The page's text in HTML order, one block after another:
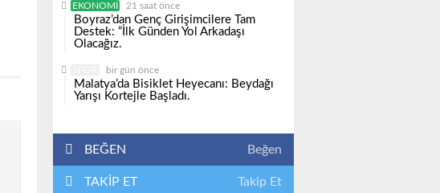
EKONOMI 21 saat önce
Boyraz’dan Genç Girişimcilere Tam
Destek: “İlk Günden Yol Arkadaşı
Olacağız.
bir gün önce
Malatya’da Bisiklet Heyecanı: Beydağı
Yarışı Kortejle Başladı.
BEĞEN Beğen
TAKİP ET Takip Et